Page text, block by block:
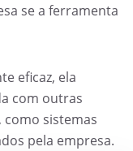
se a ferramenta
eficaz, ela
com outras
como sistemas
pela empresa.